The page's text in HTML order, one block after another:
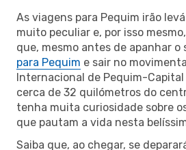
As viagens para Pequim irão
muito peculiar e, por isso
que, mesmo antes de apanhar o
para Pequim e sair no
Internacional de Pequim-Capital
cerca de 32 quilómetros do
tenha muita curiosidade sobre
que pautam a vida nesta
Saiba que, ao chegar, se